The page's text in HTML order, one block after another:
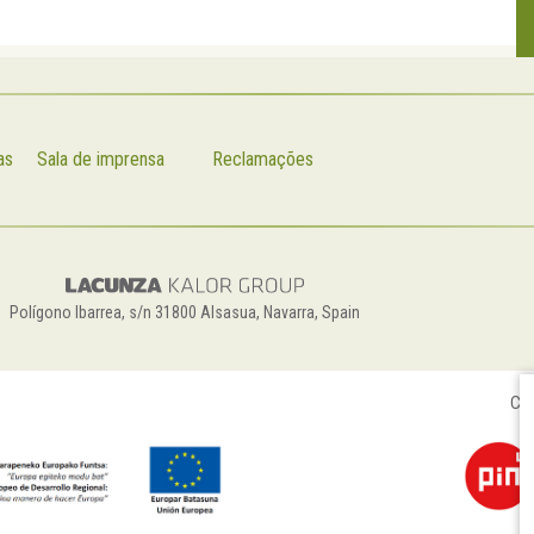
Sala de imprensa Reclamações
Polígono Ibarrea, s/n 31800 Alsasua, Navarra, Spain